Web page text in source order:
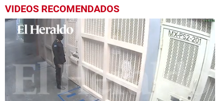
VIDEOS RECOMENDADOS